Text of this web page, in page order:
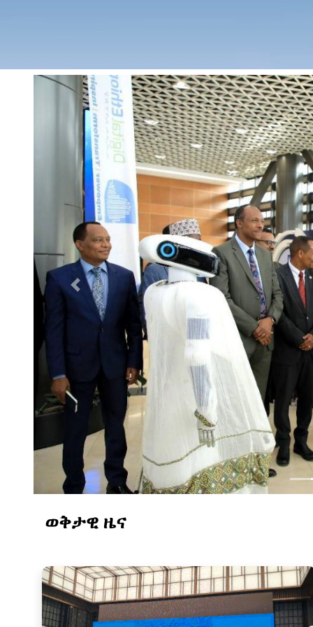
Previous
ወቅታዊ ዜና